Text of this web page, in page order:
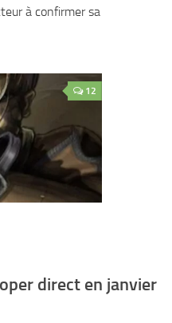
à confirmer sa
12
direct en janvier